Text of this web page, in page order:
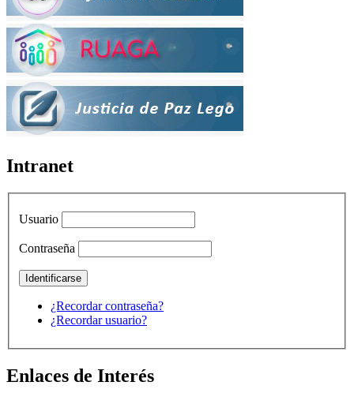
Intranet
Usuario
Contraseña
¿Recordar contraseña?
¿Recordar usuario?
Enlaces de Interés